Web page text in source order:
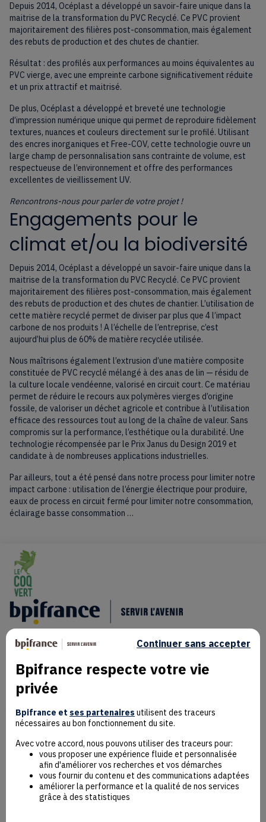
Depuis 2014, Océplast a développé un savoir-faire unique dans la
maitrise de la transformation du PVC Recyclé. Ce PVC provient
majoritairement des filières post-consommation, mais également
des rebuts de production et des chutes de chantier.
Résultat : des profilés aux performances au moins équivalentes au
PVC vierge, avec une empreinte carbone significativement réduite
et un prix attractif et maitrisé.
De plus, Océplast a développé et breveté une technologie
d’impression numérique unique qui permet de reproduire fidèlement
textures, nuances et couleurs directement sur le profilé. Utilisant
des encres inorganiques et Free-COV, cette technologie ouvre un
large champ de personnalisation sans contrainte de volume, est
respectueuse de l’environnement et offre des performances
excellentes de vieillissement UV.
Rencontrons-nous pour parler de votre projet !
Engagements pour le
climat et/ou la biodiversité
Depuis 2014, Océplast a développé un savoir-faire unique dans la
maitrise de la transformation du PVC Recyclé. Ce PVC provient
majoritairement des filières post-consommation, mais également
des rebuts de production et des chutes de chantier. L’utilisation de
cette matière recyclé permet de diviser par plus que 4 l’impact
carbone de nos produits ! A l’échelle de l’entreprise, c’est
aujourd’hui plus de 60% de matière recyclée utilisée.
Nous maîtrisons également l’extrusion d’une matière composite
constituée de PVC recyclé mélangé à des anas de lin — résidu de
la culture locale vendéenne, valorisé en circuit court. Ce matériau
permet de réduire le recours aux polymères vierges d’origine
fossile, de valoriser un déchet agricole et contribue à l’utilisation
efficace des ressources tout au long de la chaîne de valeur. Sans
compromis sur la performance, l’esthétique ou la durabilité. Une
technologie récompensée par le Prix Janus du Design 2019 et
candidate à de nombreuses applications industrielles.
Par ailleurs, tout a été pensé dans notre process pour limiter notre
impact carbone : utilisation de l’énergie électrique pour produire,
eaux de process en circuit fermé pour limiter notre consommation,
éclairage basse consommation …
Mentions Légales
Données personnelles
Contact
Bpifrance respecte votre vie
privée
Bpifrance et ses partenaires utilisent des traceurs
nécessaires au bon fonctionnement du site.
Avec votre accord, nous pouvons utiliser des traceurs pour:
vous proposer une expérience fluide et personnalisée
afin d'améliorer vos recherches et vos démarches
vous fournir du contenu et des communications adaptées
améliorer la performance et la qualité de nos services
grâce à des statistiques
Continuer sans accepter